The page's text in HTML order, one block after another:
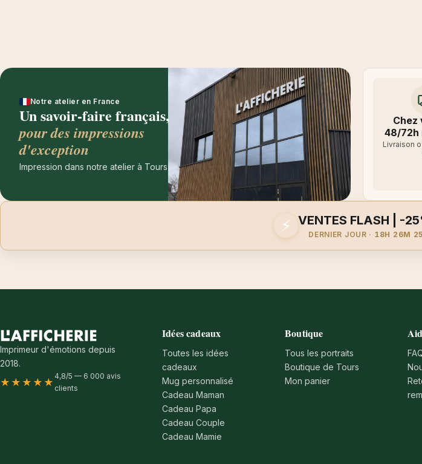
Notre atelier en France
Un savoir-faire français,
pour des impressions
d'exception
Impression dans notre atelier à Tours
Chez
48/72h
Livraison
⚡ VENTES FLASH | -
DERNIER JOUR · 18H 26M
Imprimeur d'émotions depuis
2018.
★★★★★ 4,8/5 — 6 000 avis
clients
Idées cadeaux
Toutes les idées
cadeaux
Mug personnalisé
Cadeau Maman
Cadeau Papa
Cadeau Couple
Cadeau Mamie
Boutique
Tous les portraits
Boutique de Tours
Mon panier